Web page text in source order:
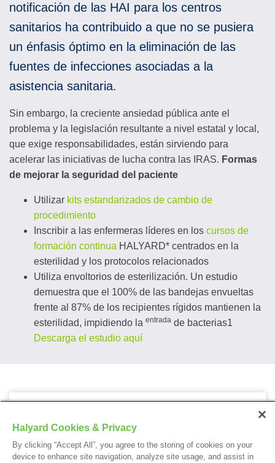
notificación de las HAI para los centros
sanitarios ha contribuido a que no se pusiera
un énfasis óptimo en la eliminación de las
fuentes de infecciones asociadas a la
asistencia sanitaria.
Sin embargo, la creciente ansiedad pública ante el
problema y la legislación resultante a nivel estatal y local,
que exige responsabilidades, están sirviendo para
acelerar las iniciativas de lucha contra las IRAS. Formas
de mejorar la seguridad del paciente
Utilizar kits estandarizados de cambio de
procedimiento
Inscribir a las enfermeras líderes en los cursos de
formación continua HALYARD* centrados en la
esterilidad y los protocolos relacionados
Utiliza envoltorios de esterilización. Un estudio
demuestra que el 100% de las bandejas envueltas
frente al 87% de los recipientes rígidos mantienen la
esterilidad, impidiendo la entrada de bacterias1
Descarga el estudio aquí
SECUENCIA CLARA* Kits de cambio de puerto
Halyard Cookies & Privacy
By clicking “Accept All”, you agree to the storing of cookies on your
device to enhance site navigation, analyze site usage, and assist in